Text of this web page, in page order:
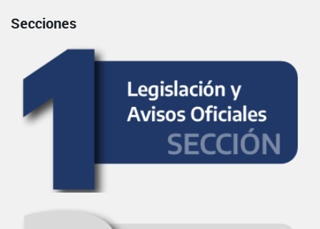
Secciones